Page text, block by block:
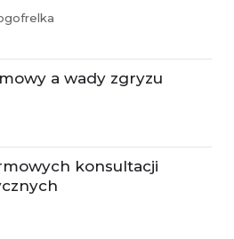
a wady zgryzu
konsultacji